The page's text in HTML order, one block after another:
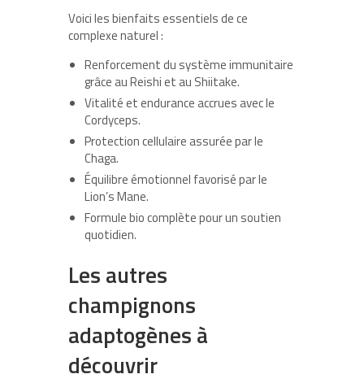
Voici les bienfaits essentiels de ce
complexe naturel :
Renforcement du système immunitaire
grâce au Reishi et au Shiitake.
Vitalité et endurance accrues avec le
Cordyceps.
Protection cellulaire assurée par le
Chaga.
Équilibre émotionnel favorisé par le
Lion’s Mane.
Formule bio complète pour un soutien
quotidien.
Les autres
champignons
adaptogènes à
découvrir